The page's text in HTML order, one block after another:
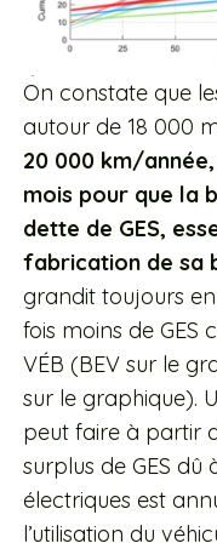
On constate que
autour de 18 000
20 000 km/
mois pour que la
dette de GES,
fabrication de sa
grandit toujours
fois moins de GES
VÉB (BEV sur le
sur le graphique).
peut faire à partir
surplus de GES
électriques est
l’utilisation du